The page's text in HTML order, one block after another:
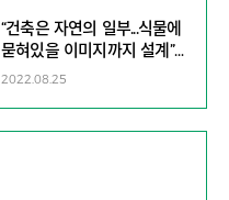
“건축은 자연의 일부...식물에
묻혀있을 이미지까지 설계”
[헤럴드디자인포럼2022]
2022.08.25